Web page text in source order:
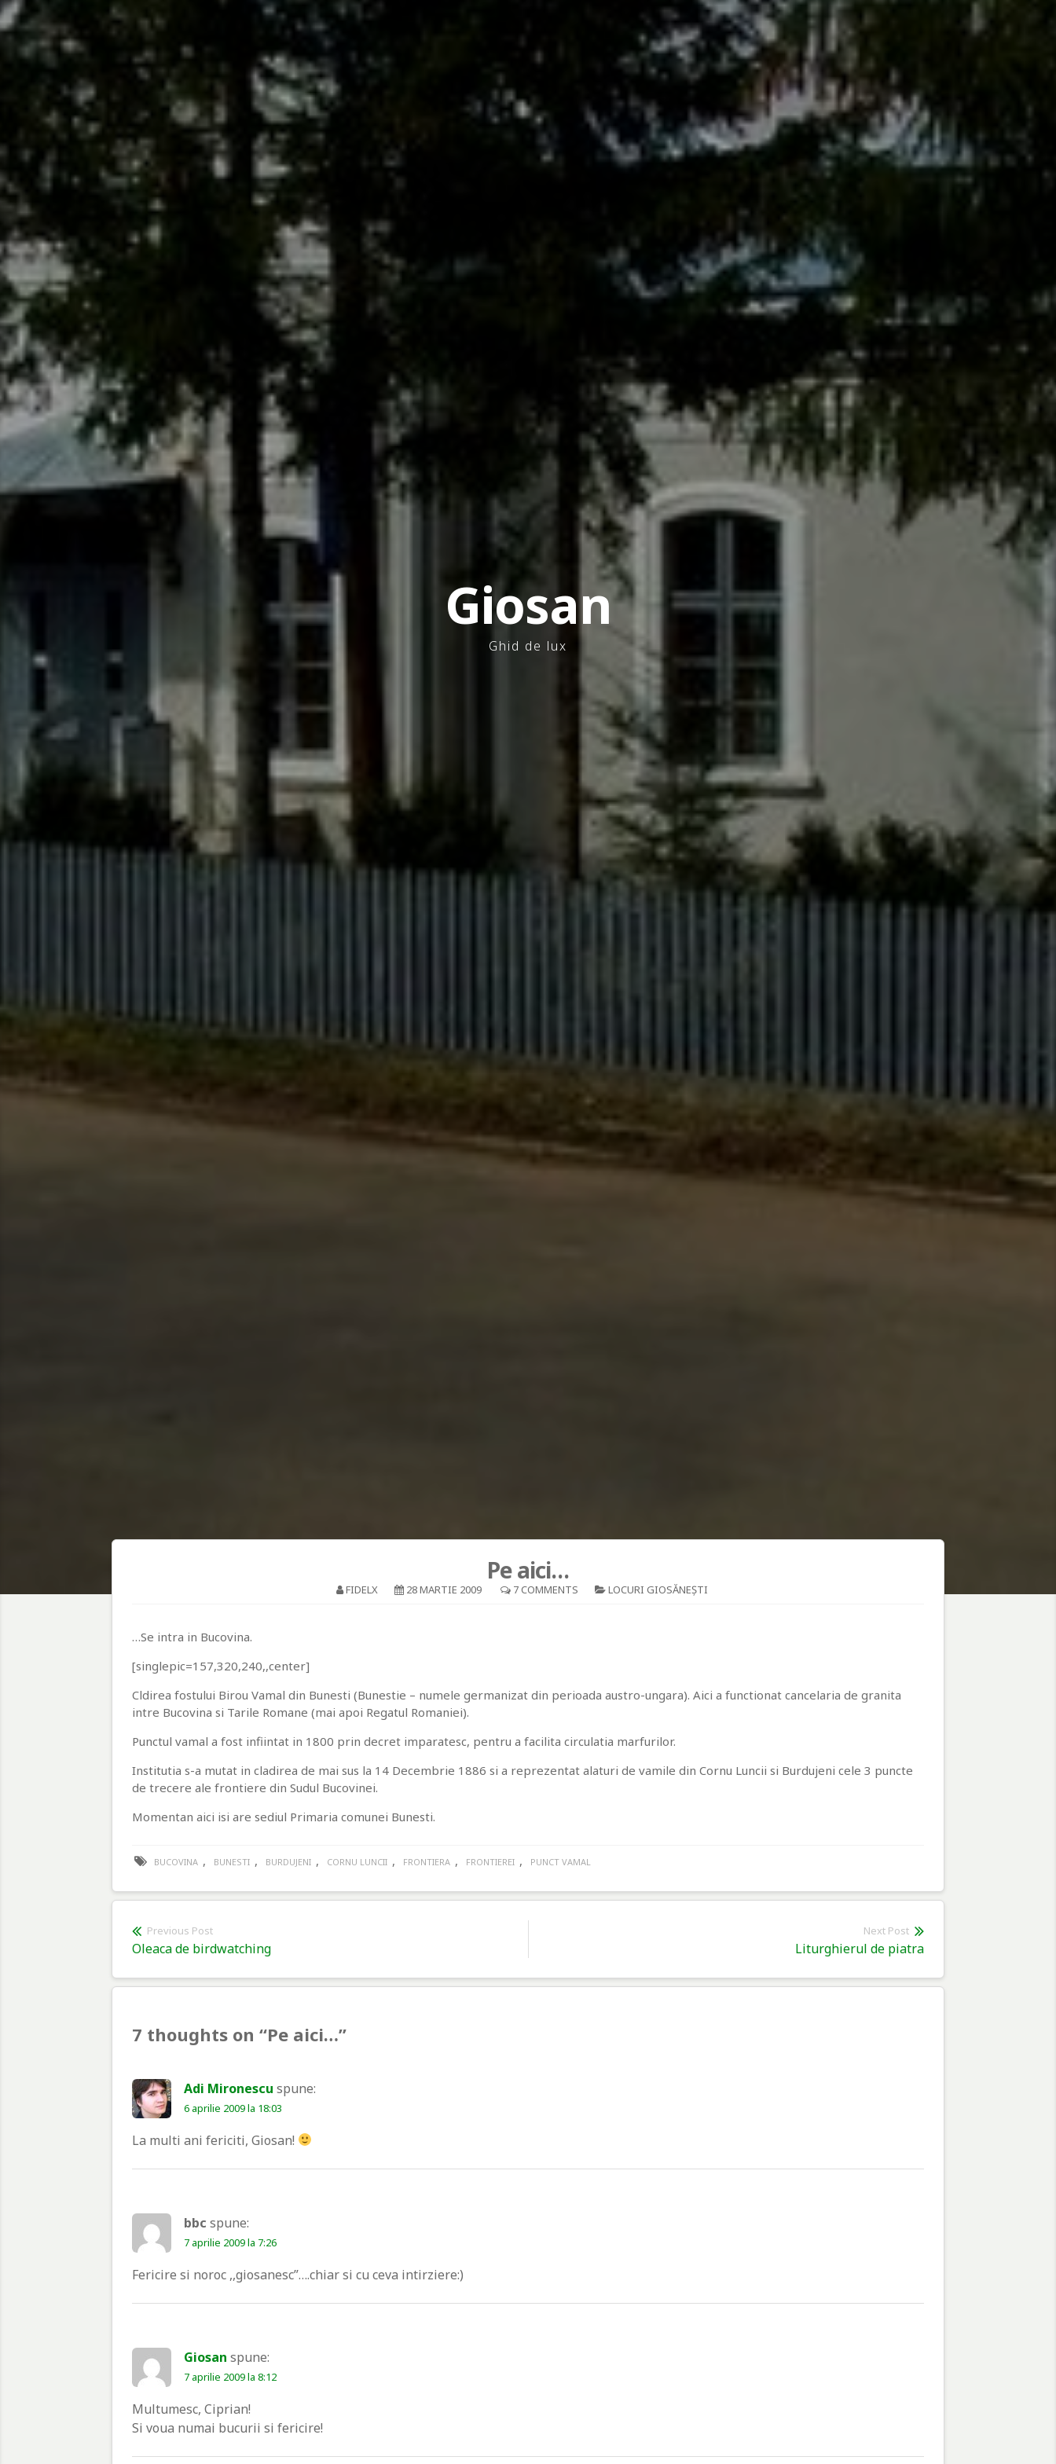
Giosan
Ghid de lux
Pe aici…
FIDELX 28 MARTIE 2009 7 COMMENTS LOCURI GIOSĂNEȘTI
…Se intra in Bucovina.
[singlepic=157,320,240,,center]
Cldirea fostului Birou Vamal din Bunesti (Bunestie – numele germanizat din perioada austro-ungara). Aici a functionat cancelaria de granita
intre Bucovina si Tarile Romane (mai apoi Regatul Romaniei).
Punctul vamal a fost infiintat in 1800 prin decret imparatesc, pentru a facilita circulatia marfurilor.
Institutia s-a mutat in cladirea de mai sus la 14 Decembrie 1886 si a reprezentat alaturi de vamile din Cornu Luncii si Burdujeni cele 3 puncte
de trecere ale frontiere din Sudul Bucovinei.
Momentan aici isi are sediul Primaria comunei Bunesti.
BUCOVINA , BUNESTI , BURDUJENI , CORNU LUNCII , FRONTIERA , FRONTIEREI , PUNCT VAMAL
Navigare
articole
Previous Post
Previous
Oleaca de birdwatching
Next Post
Next
Liturghierul de piatra
7 thoughts on “Pe aici…”
Adi Mironescu spune:
6 aprilie 2009 la 18:03
La multi ani fericiti, Giosan!
bbc spune:
7 aprilie 2009 la 7:26
Fericire si noroc ,,giosanesc”….chiar si cu ceva intirziere:)
Giosan spune:
7 aprilie 2009 la 8:12
Multumesc, Ciprian!
Si voua numai bucurii si fericire!